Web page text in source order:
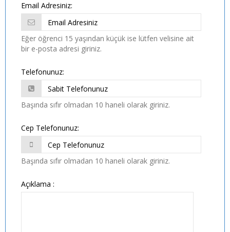
Email Adresiniz:
Eğer öğrenci 15 yaşından küçük ise lütfen velisine ait
bir e-posta adresi giriniz.
Telefonunuz:
Başında sıfır olmadan 10 haneli olarak giriniz.
Cep Telefonunuz:
Başında sıfır olmadan 10 haneli olarak giriniz.
Açıklama :